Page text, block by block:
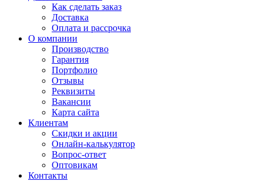
Как сделать заказ
Доставка
Оплата и рассрочка
О компании
Производство
Гарантия
Портфолио
Отзывы
Реквизиты
Вакансии
Карта сайта
Клиентам
Скидки и акции
Онлайн-калькулятор
Вопрос-ответ
Оптовикам
Контакты